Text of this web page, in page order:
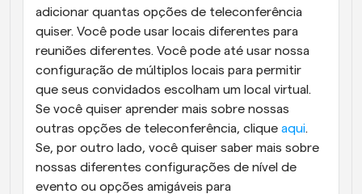
adicionar quantas opções de teleconferência
quiser. Você pode usar locais diferentes para
reuniões diferentes. Você pode até usar nossa
configuração de múltiplos locais para permitir
que seus convidados escolham um local virtual.
Se você quiser aprender mais sobre nossas
outras opções de teleconferência, clique aqui.
Se, por outro lado, você quiser saber mais sobre
nossas diferentes configurações de nível de
evento ou opções amigáveis para